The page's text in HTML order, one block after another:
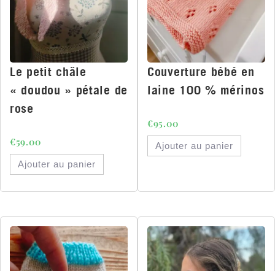
Le petit châle
« doudou » pétale de
rose
€59.00
Ajouter au panier
Couverture bébé en
laine 100 % mérinos
€95.00
Ajouter au panier